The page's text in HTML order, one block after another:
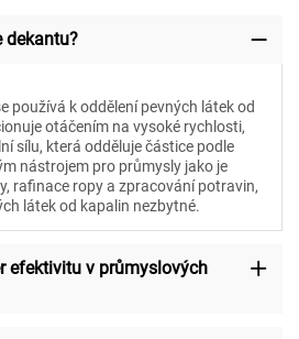
dekantu?
používá k oddělení pevných látek od
otáčením na vysoké rychlosti,
sílu, která odděluje částice podle
nástrojem pro průmysly jako je
rafinace ropy a zpracování potravin,
látek od kapalin nezbytné.
efektivitu v průmyslových